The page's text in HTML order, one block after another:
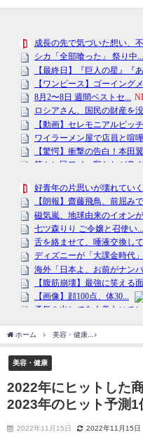
ホーム 美容・健康
美容・健康
2022年にヒットした
2023年のヒット予測1
2022年11月15日 2022年11月15日